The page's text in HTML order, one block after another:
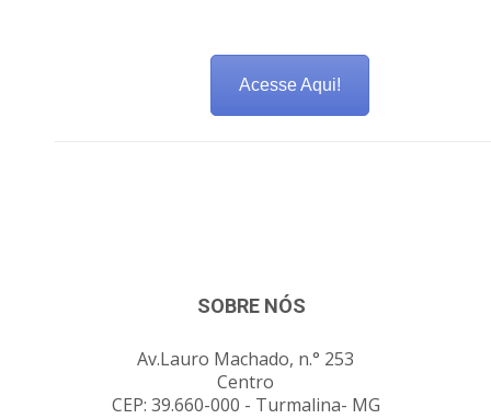
Acesse Aqui!
SOBRE NÓS
Av.Lauro Machado, n.° 253
Centro
CEP: 39.660-000 - Turmalina- MG